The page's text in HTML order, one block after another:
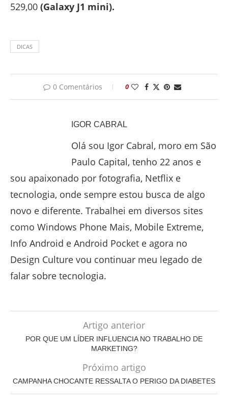
529,00 (Galaxy J1 mini).
DICAS
0 Comentários 0
IGOR CABRAL
Olá sou Igor Cabral, moro em São
Paulo Capital, tenho 22 anos e
sou apaixonado por fotografia, Netflix e
tecnologia, onde sempre estou busca de algo
novo e diferente. Trabalhei em diversos sites
como Windows Phone Mais, Mobile Extreme,
Info Android e Android Pocket e agora no
Design Culture vou continuar meu legado de
falar sobre tecnologia.
Artigo anterior
POR QUE UM LÍDER INFLUENCIA NO TRABALHO DE
MARKETING?
Próximo artigo
CAMPANHA CHOCANTE RESSALTA O PERIGO DA DIABETES